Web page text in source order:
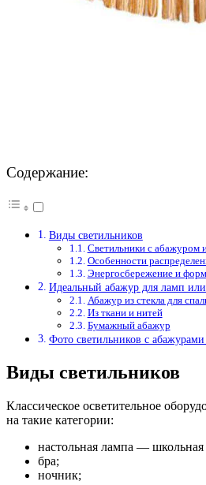
Содержание:
Виды светильников
Светильники с абажуром
Особенности
Энергосбережение и
Идеальный абажур для ламп
Абажур из стекла для
Из ткани и нитей
Бумажный абажур
Фото светильников с
Виды светильников
Классическое осветительное
на такие категории:
настольная лампа —
бра;
ночник;